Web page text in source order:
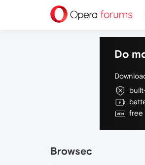
Do
free
Browsec